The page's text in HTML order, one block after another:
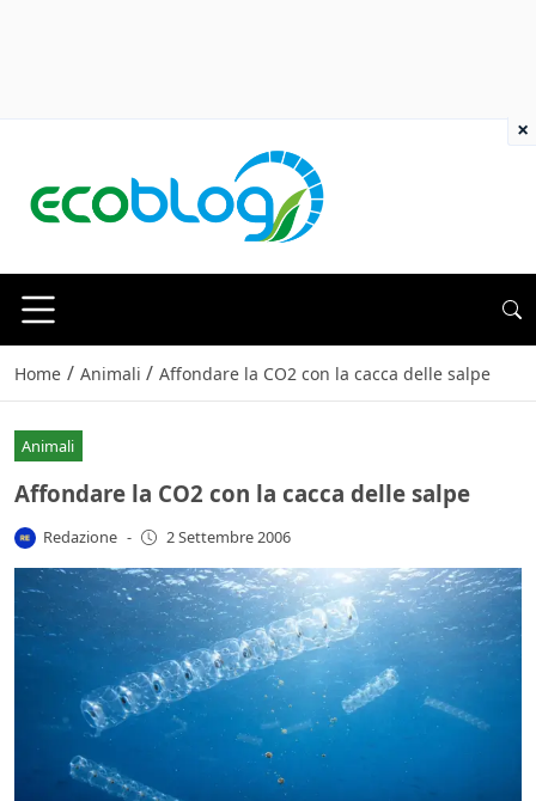
Home / Animali / Affondare la CO2 con la cacca delle salpe
Animali
Affondare la CO2 con la cacca delle salpe
Redazione - 2 Settembre 2006
×